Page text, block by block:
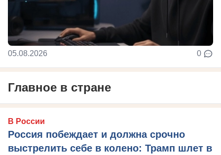
05.08.2026 0
Главное в стране
В России
Россия побеждает и должна срочно
выстрелить себе в колено: Трамп шлет в